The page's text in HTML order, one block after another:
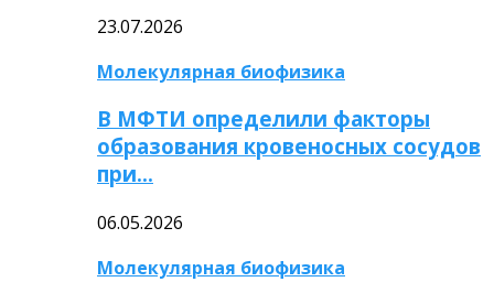
23.07.2026
Молекулярная биофизика
В МФТИ определили факторы
образования кровеносных сосудов
при…
06.05.2026
Молекулярная биофизика